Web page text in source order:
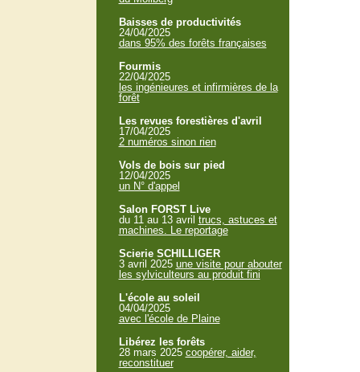
Baisses de productivités
24/04/2025
dans 95% des forêts françaises
Fourmis
22/04/2025
les ingénieures et infirmières de la
forêt
Les revues forestières d'avril
17/04/2025
2 numéros sinon rien
Vols de bois sur pied
12/04/2025
un N° d'appel
Salon FORST Live
du 11 au 13 avril trucs, astuces et
machines. Le reportage
Scierie SCHILLIGER
3 avril 2025 une visite pour abouter
les sylviculteurs au produit fini
L'école au soleil
04/04/2025
avec l'école de Plaine
Libérez les forêts
28 mars 2025 coopérer, aider,
reconstituer